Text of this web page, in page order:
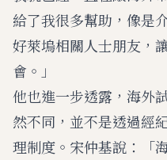
給了我很多幫助，像是
好萊塢相關人士朋友，
會。」
他也進一步透露，海外
然不同，並不是透過經
理制度。宋仲基說：「